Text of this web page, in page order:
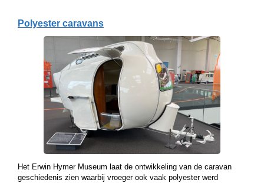
Polyester caravans
Het Erwin Hymer Museum laat de ontwikkeling van de caravan
geschiedenis zien waarbij vroeger ook vaak polyester werd